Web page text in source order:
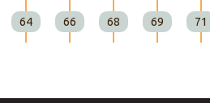
64 66 68 69 71